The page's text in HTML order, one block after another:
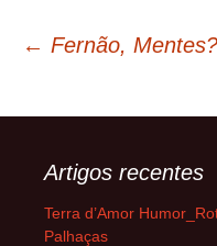
de
artigos
← Fernão,
Artigos recentes
Terra d’Amor
Palhaças